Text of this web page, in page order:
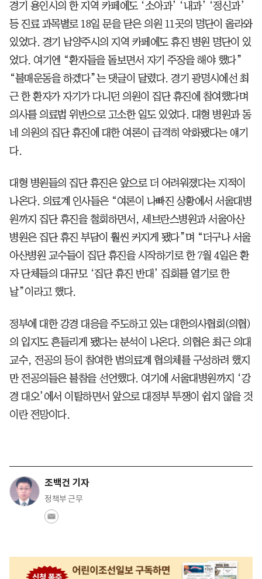
경기 용인시의 한 지역 카페에도 ‘소아과’ ‘내과’ ‘정신과’
등 진료 과목별로 18일 문을 닫은 의원 11곳의 명단이 올라와
있었다. 경기 남양주시의 지역 카페에도 휴진 병원 명단이 있
었다. 여기엔 “환자들을 돌보면서 자기 주장을 해야 했다”
“불매운동을 하겠다”는 댓글이 달렸다. 경기 광명시에선 최
근 한 환자가 자기가 다니던 의원이 집단 휴진에 참여했다며
의사를 의료법 위반으로 고소한 일도 있었다. 대형 병원과 동
네 의원의 집단 휴진에 대한 여론이 급격히 악화됐다는 얘기
다.
대형 병원들의 집단 휴진은 앞으로 더 어려워졌다는 지적이
나온다. 의료계 인사들은 “여론이 나빠진 상황에서 서울대병
원까지 집단 휴진을 철회하면서, 세브란스병원과 서울아산
병원은 집단 휴진 부담이 훨씬 커지게 됐다”며 “더구나 서울
아산병원 교수들이 집단 휴진을 시작하기로 한 7월 4일은 환
자 단체들의 대규모 ‘집단 휴진 반대’ 집회를 열기로 한
날”이라고 했다.
정부에 대한 강경 대응을 주도하고 있는 대한의사협회(의협)
의 입지도 흔들리게 됐다는 분석이 나온다. 의협은 최근 의대
교수, 전공의 등이 참여한 범의료계 협의체를 구성하려 했지
만 전공의들은 불참을 선언했다. 여기에 서울대병원까지 ‘강
경 대오’에서 이탈하면서 앞으로 대정부 투쟁이 쉽지 않을 것
이란 전망이다.
조백건 기자
정책부 근무